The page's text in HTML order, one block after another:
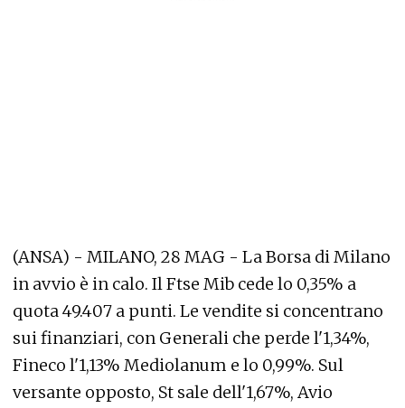
(ANSA) - MILANO, 28 MAG - La Borsa di Milano
in avvio è in calo. Il Ftse Mib cede lo 0,35% a
quota 49.407 a punti. Le vendite si concentrano
sui finanziari, con Generali che perde l'1,34%,
Fineco l'1,13% Mediolanum e lo 0,99%. Sul
versante opposto, St sale dell'1,67%, Avio